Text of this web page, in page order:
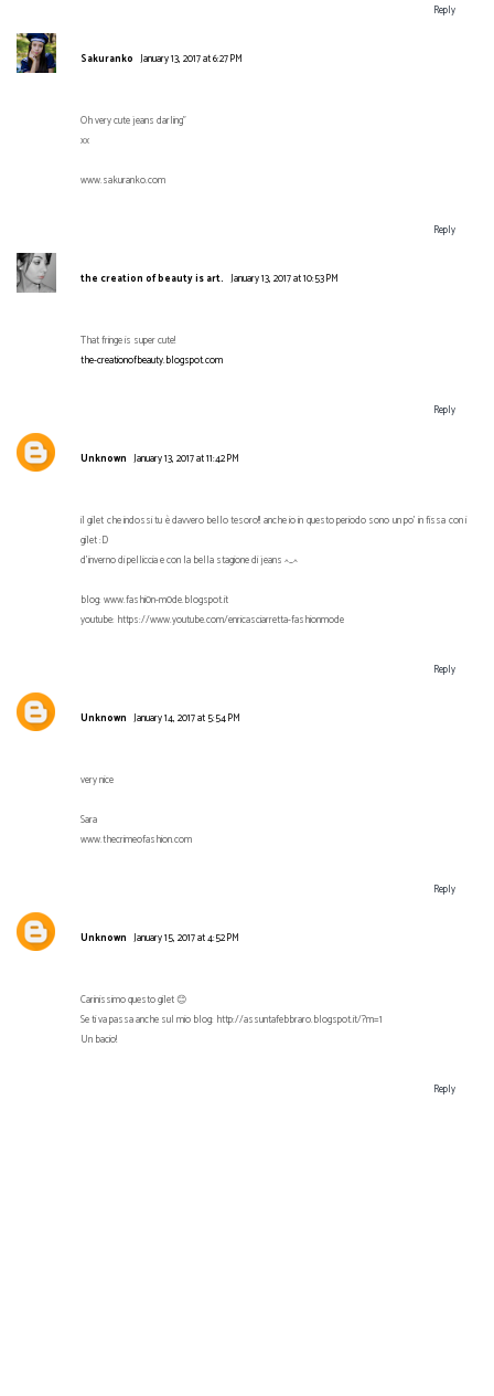
Reply
Sakuranko January 13, 2017 at 6:27 PM
Oh very cute jeans darling"
xx
www.sakuranko.com
Reply
the creation of beauty is art. January 13, 2017 at 10:53 PM
That fringe is super cute!
the-creationofbeauty.blogspot.com
Reply
Unknown January 13, 2017 at 11:42 PM
il gilet che indossi tu è davvero bello tesoro!! anche io in questo periodo sono un po' in fissa con i
gilet :D
d'inverno di pelliccia e con la bella stagione di jeans ^_^
blog: www.fashi0n-m0de.blogspot.it
youtube: https://www.youtube.com/enricasciarretta-fashionmode
Reply
Unknown January 14, 2017 at 5:54 PM
very nice
Sara
www.thecrimeofashion.com
Reply
Unknown January 15, 2017 at 4:52 PM
Carinissimo questo gilet 😊
Se ti va passa anche sul mio blog: http://assuntafebbraro.blogspot.it/?m=1
Un bacio!
Reply